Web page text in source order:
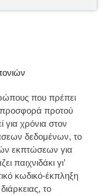
που πρέπει
προτού
χρόνια στον
δεδομένων, το
εκπτώσεων για
παιχνιδάκι γι’
κωδικό-έκπληξη
το